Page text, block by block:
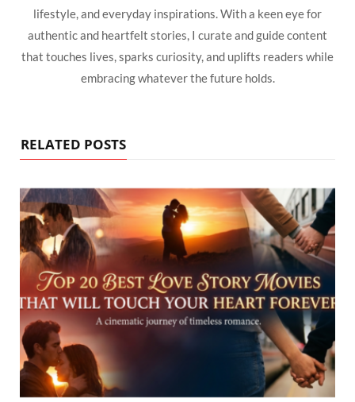
lifestyle, and everyday inspirations. With a keen eye for
authentic and heartfelt stories, I curate and guide content
that touches lives, sparks curiosity, and uplifts readers while
embracing whatever the future holds.
RELATED POSTS